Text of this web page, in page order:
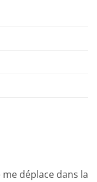
déplace dans la